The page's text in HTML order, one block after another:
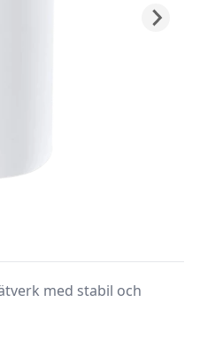
med stabil och